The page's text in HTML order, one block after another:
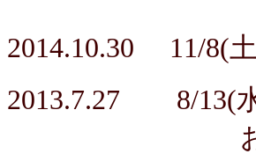
2014.10.30 11/8(
2013.7.27 8/13(
お盆の